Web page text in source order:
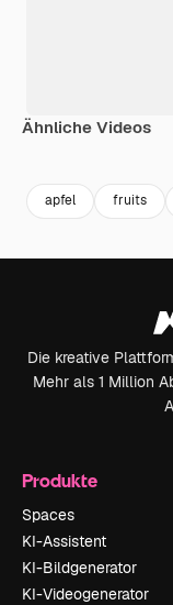
Ähnliche Videos
apfel fruits
Die kreative
Mehr als 1 Million
Produkte
Spaces
KI-Assistent
KI-Bildgenerator
KI-Videogenerator